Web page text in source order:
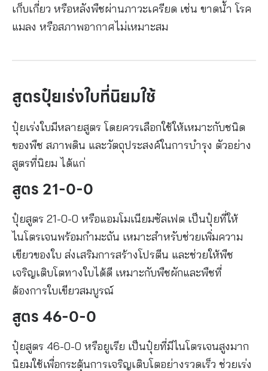
เก็บเกี่ยว หรือหลังพืชผ่านภาวะเครียด เช่น ขาดน้ำ โรค
แมลง หรือสภาพอากาศไม่เหมาะสม
สูตรปุ๋ยเร่งใบที่นิยมใช้
ปุ๋ยเร่งใบมีหลายสูตร โดยควรเลือกใช้ให้เหมาะกับชนิด
ของพืช สภาพดิน และวัตถุประสงค์ในการบำรุง ตัวอย่าง
สูตรที่นิยม ได้แก่
สูตร 21-0-0
ปุ๋ยสูตร 21-0-0 หรือแอมโมเนียมซัลเฟต เป็นปุ๋ยที่ให้
ไนโตรเจนพร้อมกำมะถัน เหมาะสำหรับช่วยเพิ่มความ
เขียวของใบ ส่งเสริมการสร้างโปรตีน และช่วยให้พืช
เจริญเติบโตทางใบได้ดี เหมาะกับพืชผักและพืชที่
ต้องการใบเขียวสมบูรณ์
สูตร 46-0-0
ปุ๋ยสูตร 46-0-0 หรือยูเรีย เป็นปุ๋ยที่มีไนโตรเจนสูงมาก
นิยมใช้เพื่อกระตุ้นการเจริญเติบโตอย่างรวดเร็ว ช่วยเร่ง